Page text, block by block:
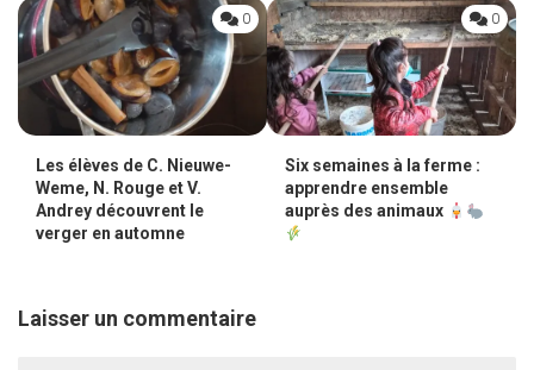
0
Les élèves de C. Nieuwe-
Weme, N. Rouge et V.
Andrey découvrent le
verger en automne
0
Six semaines à la ferme :
apprendre ensemble
auprès des animaux
Laisser un commentaire